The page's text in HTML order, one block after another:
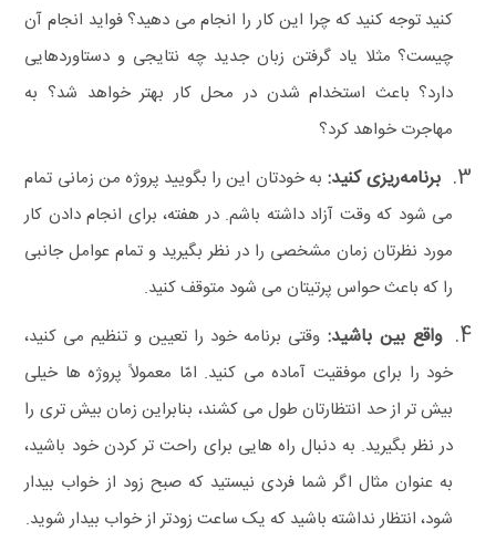
کنید توجه کنید که چرا این کار را انجام می دهید؟ فواید انجام آن
چیست؟ مثلا یاد گرفتن زبان جدید چه نتایجی و دستاوردهایی
دارد؟ باعث استخدام شدن در محل کار بهتر خواهد شد؟ به
مهاجرت خواهد کرد؟
برنامه‌ریزی کنید: به خودتان این را بگویید پروژه من زمانی تمام
می شود که وقت آزاد داشته باشم. در هفته، برای انجام دادن کار
مورد نظرتان زمان مشخصی را در نظر بگیرید و تمام عوامل جانبی
را که باعث حواس‌ پرتیتان می‌ شود متوقف کنید.
واقع‌ بین باشید: وقتی برنامه خود را تعیین و تنظیم می کنید،
خود را برای موفقیت آماده می‌ کنید. امّا معمولاً پروژه‌ ها خیلی
بیش تر از حد انتظارتان طول می کشند، بنابراین زمان بیش تری را
در نظر بگیرید. به دنبال راه هایی برای راحت تر کردن خود باشید،
به عنوان مثال اگر شما فردی نیستید که صبح زود از خواب بیدار
شود، انتظار نداشته باشید که یک ساعت زودتر از خواب بیدار شوید.